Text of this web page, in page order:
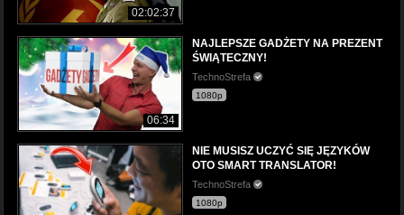
02:02:37
06:34
NAJLEPSZE GADŻETY NA PREZENT
ŚWIĄTECZNY!
TechnoStrefa
1080p
NIE MUSISZ UCZYĆ SIĘ JĘZYKÓW
OTO SMART TRANSLATOR!
TechnoStrefa
1080p